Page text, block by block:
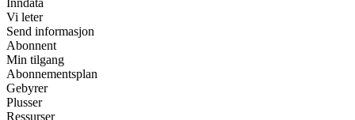
Inndata
Vi leter
Send informasjon
Abonnent
Min tilgang
Abonnementsplan
Gebyrer
Plusser
Ressurser